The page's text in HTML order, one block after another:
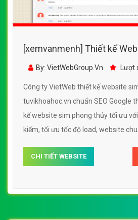
[xemvanmenh] Thiết kế
thủy - tuvikhoahoc.vn -
By: VietWebGroup.Vn Lượt
Công ty VietWeb thiết kế website
tuvikhoahoc.vn chuẩn SEO Google
kế website sim phong thủy tối ưu
kiếm, tối ưu tốc độ load, website
tuvikhoahoc.vn
CHI TIẾT WEBSITE